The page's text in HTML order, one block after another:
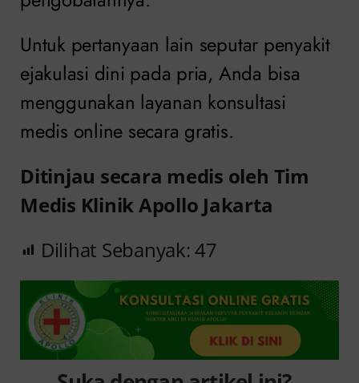
Untuk pertanyaan lain seputar penyakit
ejakulasi dini pada pria, Anda bisa
menggunakan layanan konsultasi
medis online secara gratis.
Ditinjau secara medis oleh Tim
Medis Klinik Apollo Jakarta
Dilihat Sebanyak:47